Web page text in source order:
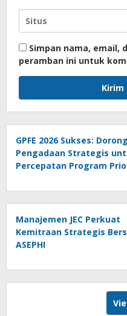
Simpan nama, email,
peramban ini untuk
GPFE 2026 Sukses: Dorong
Pengadaan Strategis
Percepatan Program
Manajemen JEC Perkuat
Kemitraan Strategis
ASEPHI